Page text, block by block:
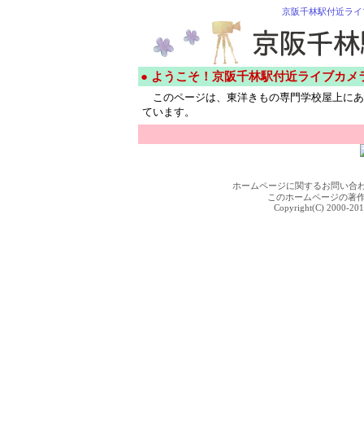
京阪千林駅付近ラ
● ようこそ！京阪千林駅付近ライブカメ
このページは、東洋きもの専門学校屋上に
ています。
ホームページに関するお問い合
このホームページの著
Copyright(C) 2000-